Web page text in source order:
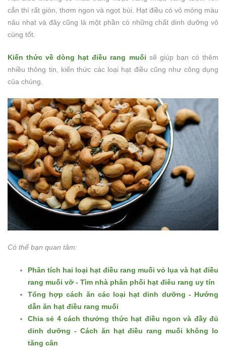
cắn thì rất giòn, thơm ngon và ngọt bùi. Hạt điều có vỏ mỏng màu
nâu nhạt và đây cũng là một phần có những chất dinh dưỡng vô
cùng tốt.
Kiến thức về dòng hạt điều rang muối sẽ giúp bạn có thêm
nhiều thông tin, kiến thức các loại hạt điều cũng như công dụng
của chúng.
Có thể bạn quan tâm:
Phân tích hai loại hạt điều rang muối vỏ lụa và hạt điều
rang muối vỡ - Tìm nhà phân phối hạt điêu rang uy tín
Tổng hợp cách ăn các loại hạt dinh dưỡng - Hướng
dẫn ăn hạt điều rang muối
Chia sẻ 4 cách thưởng thức hạt điều ngon và đầy đủ
dinh dưỡng - Cách ăn hạt điều rang muối không lo
tăng cân